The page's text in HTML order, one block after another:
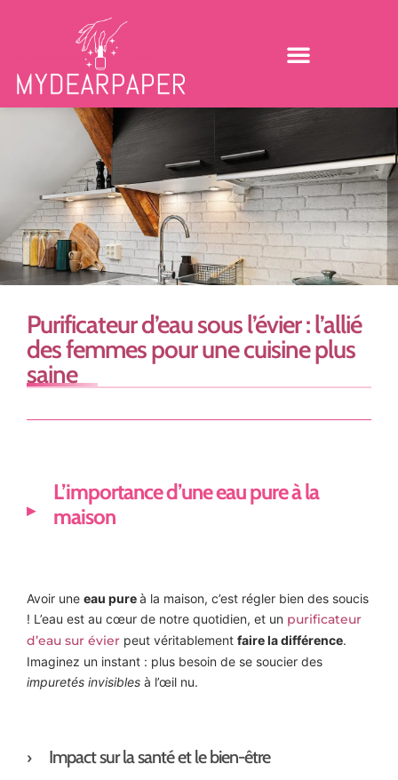
Purificateur d’eau sous l’évier : l’allié
des femmes pour une cuisine plus
saine
L’importance d’une eau pure à la
maison
Avoir une eau pureà la maison, c’est régler bien des soucis
! L’eau est au cœur de notre quotidien, et un purificateur
d’eau sur évier peut véritablement faire la différence.
Imaginez un instant : plus besoin de se soucier des
impuretés invisibles à l’œil nu.
Impact sur la santé et le bien-être